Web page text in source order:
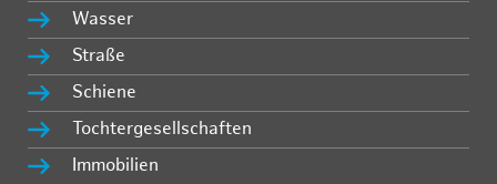
Wasser
Straße
Schiene
Tochtergesellschaften
Immobilien